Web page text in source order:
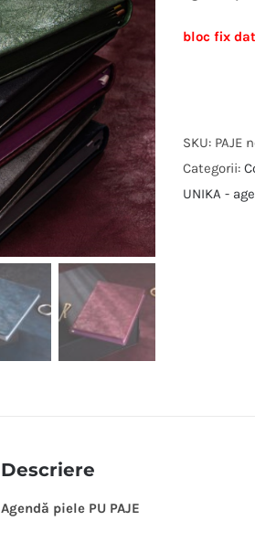
bloc fix
SKU: PAJE
Categorii:
UNIKA -
Descriere
Agendă piele PU PAJE